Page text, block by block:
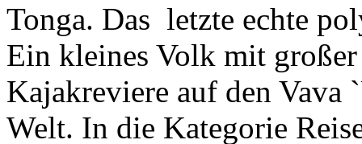
Tonga. Das letzte echte
Ein kleines Volk mit
Kajakreviere auf den Vava
Welt. In die Kategorie